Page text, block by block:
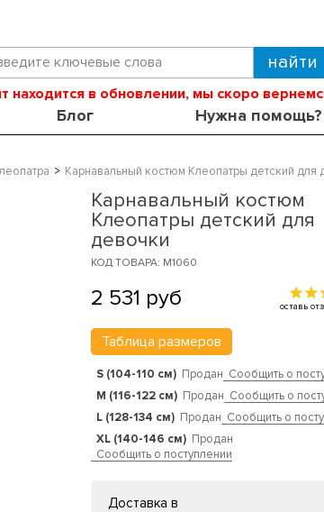
находится в обновлении, мы скоро
Блог Нужна помощь?
Карнавальный костюм Клеопатры детский для
Карнавальный костюм
Клеопатры детский для
девочки
КОД ТОВАРА: M1060
2 531 руб оставь
Таблица размеров
S (104-110 см) Продан Сообщить о
M (116-122 см) Продан Сообщить о
L (128-134 см) Продан Сообщить о
XL (140-146 см) Продан
Сообщить о поступлении
Доставка в